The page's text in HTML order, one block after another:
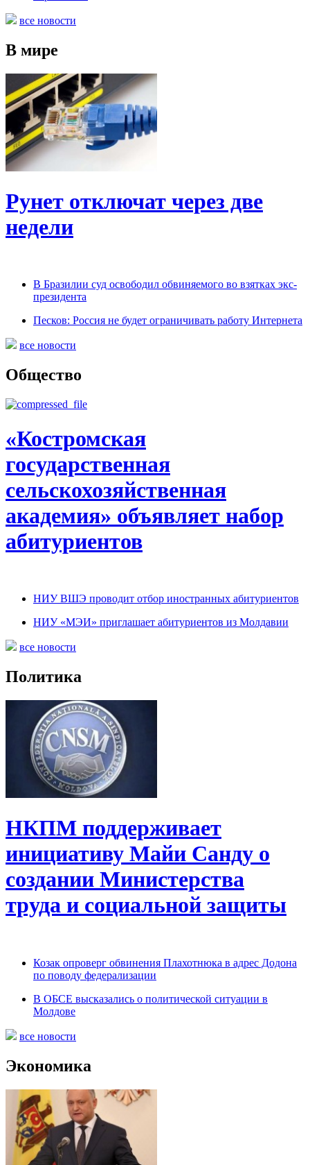
все новости
В мире
Рунет отключат через две
недели
В Бразилии суд освободил обвиняемого во взятках экс-
президента
Песков: Россия не будет ограничивать работу Интернета
все новости
Общество
«Костромская
государственная
сельскохозяйственная
академия» объявляет набор
абитуриентов
НИУ ВШЭ проводит отбор иностранных абитуриентов
НИУ «МЭИ» приглашает абитуриентов из Молдавии
все новости
Политика
НКПМ поддерживает
инициативу Майи Санду о
создании Министерства
труда и социальной защиты
Козак опроверг обвинения Плахотнюка в адрес Додона
по поводу федерализации
В ОБСЕ высказались о политической ситуации в
Молдове
все новости
Экономика